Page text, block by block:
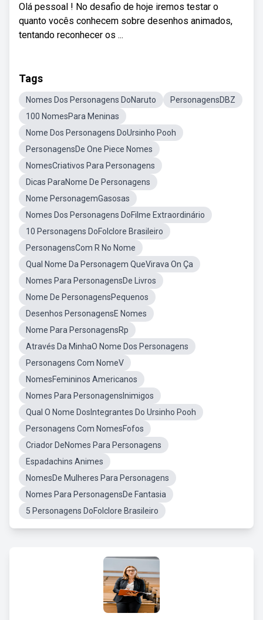
Olá pessoal ! No desafio de hoje iremos testar o
quanto vocês conhecem sobre desenhos animados,
tentando reconhecer os ...
Tags
Nomes Dos Personagens DoNaruto
PersonagensDBZ
100 NomesPara Meninas
Nome Dos Personagens DoUrsinho Pooh
PersonagensDe One Piece Nomes
NomesCriativos Para Personagens
Dicas ParaNome De Personagens
Nome PersonagemGasosas
Nomes Dos Personagens DoFilme Extraordinário
10 Personagens DoFolclore Brasileiro
PersonagensCom R No Nome
Qual Nome Da Personagem QueVirava On Ça
Nomes Para PersonagensDe Livros
Nome De PersonagensPequenos
Desenhos PersonagensE Nomes
Nome Para PersonagensRp
Através Da MinhaO Nome Dos Personagens
Personagens Com NomeV
NomesFemininos Americanos
Nomes Para PersonagensInimigos
Qual O Nome DosIntegrantes Do Ursinho Pooh
Personagens Com NomesFofos
Criador DeNomes Para Personagens
Espadachins Animes
NomesDe Mulheres Para Personagens
Nomes Para PersonagensDe Fantasia
5 Personagens DoFolclore Brasileiro